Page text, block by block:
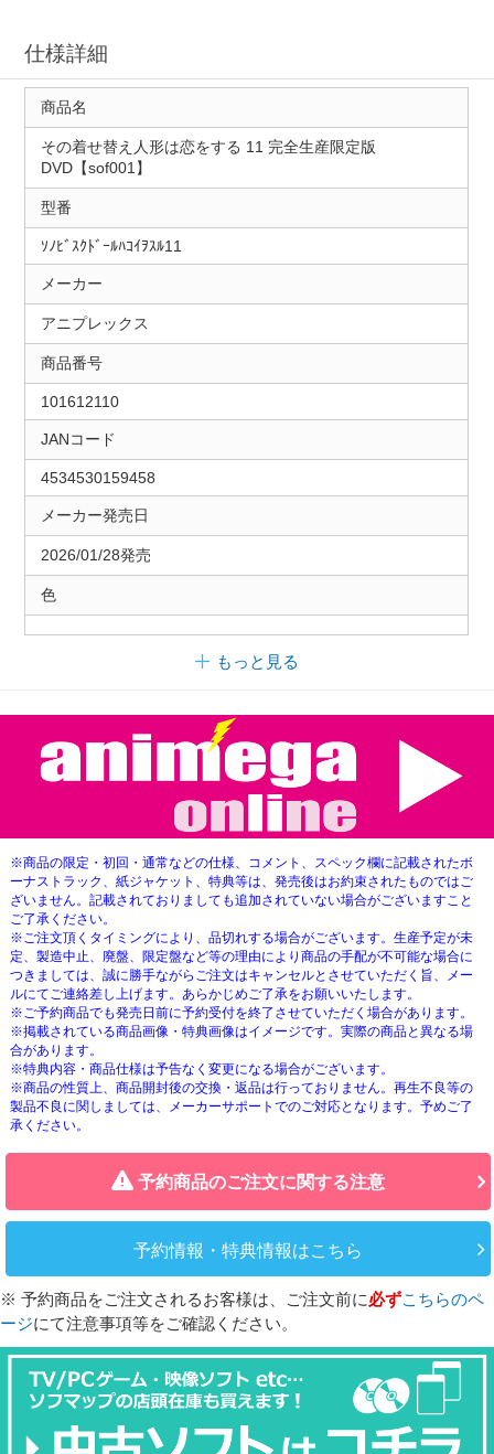
仕様詳細
商品名
その着せ替え人形は恋をする 11 完全生産限定版
DVD【sof001】
型番
ｿﾉﾋﾞｽｸﾄﾞｰﾙﾊｺｲｦｽﾙ11
メーカー
アニプレックス
商品番号
101612110
JANコード
4534530159458
メーカー発売日
2026/01/28発売
色
もっと見る
※商品の限定・初回・通常などの仕様、コメント、スペック欄に記載されたボ
ーナストラック、紙ジャケット、特典等は、発売後はお約束されたものではご
ざいません。記載されておりましても追加されていない場合がございますこと
ご了承ください。
※ご注文頂くタイミングにより、品切れする場合がございます。生産予定が未
定、製造中止、廃盤、限定盤など等の理由により商品の手配が不可能な場合に
つきましては、誠に勝手ながらご注文はキャンセルとさせていただく旨、メー
ルにてご連絡差し上げます。あらかじめご了承をお願いいたします。
※ご予約商品でも発売日前に予約受付を終了させていただく場合があります。
※掲載されている商品画像・特典画像はイメージです。実際の商品と異なる場
合があります。
※特典内容・商品仕様は予告なく変更になる場合がございます。
※商品の性質上、商品開封後の交換・返品は行っておりません。再生不良等の
製品不良に関しましては、メーカーサポートでのご対応となります。予めご了
承ください。
予約商品のご注文に関する注意
予約情報・特典情報はこちら
※ 予約商品をご注文されるお客様は、ご注文前に必ずこちらのペ
ージにて注意事項等をご確認ください。